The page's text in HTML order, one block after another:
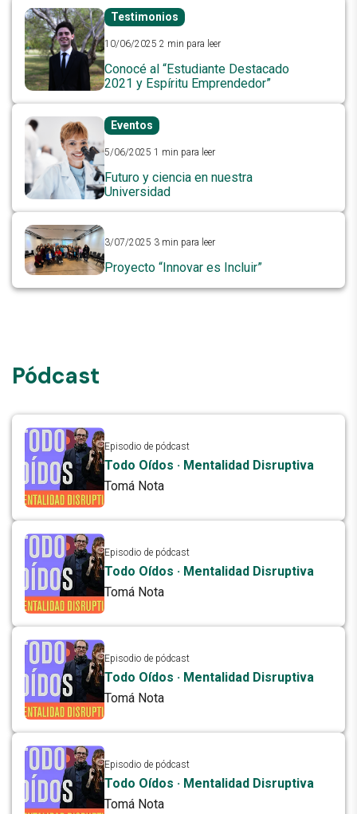
Testimonios
10/06/2025 2 min para leer
Conocé al “Estudiante Destacado
2021 y Espíritu Emprendedor”
Eventos
5/06/2025 1 min para leer
Futuro y ciencia en nuestra
Universidad
3/07/2025 3 min para leer
Proyecto “Innovar es Incluir”
Pódcast
Episodio de pódcast
Todo Oídos · Mentalidad Disruptiva
Tomá Nota
Episodio de pódcast
Todo Oídos · Mentalidad Disruptiva
Tomá Nota
Episodio de pódcast
Todo Oídos · Mentalidad Disruptiva
Tomá Nota
Episodio de pódcast
Todo Oídos · Mentalidad Disruptiva
Tomá Nota